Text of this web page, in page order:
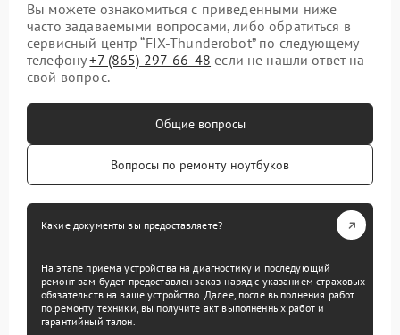
Вы можете ознакомиться с приведенными ниже
часто задаваемыми вопросами, либо обратиться в
сервисный центр “FIX-Thunderobot” по следующему
телефону+7 (865) 297-66-48 если не нашли ответ на
свой вопрос.
Общие вопросы
Вопросы по ремонту ноутбуков
Какие документы вы предоставляете?
На этапе приема устройства на диагностику и последующий
ремонт вам будет предоставлен заказ-наряд с указанием страховых
обязательств на ваше устройство. Далее, после выполнения работ
по ремонту техники, вы получите акт выполненных работ и
гарантийный талон.